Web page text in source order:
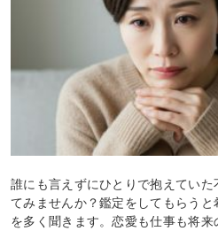
誰にも言えずにひとりで抱えてい
てみませんか？鑑定をしてもらう
を多く聞きます。恋愛も仕事も将来